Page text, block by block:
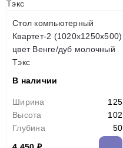
Стол компьютерный
Квартет-2 (1020х1250х500)
цвет Венге/дуб молочный
Тэкс
В наличии
Ширина
125
Высота
102
Глубина
50